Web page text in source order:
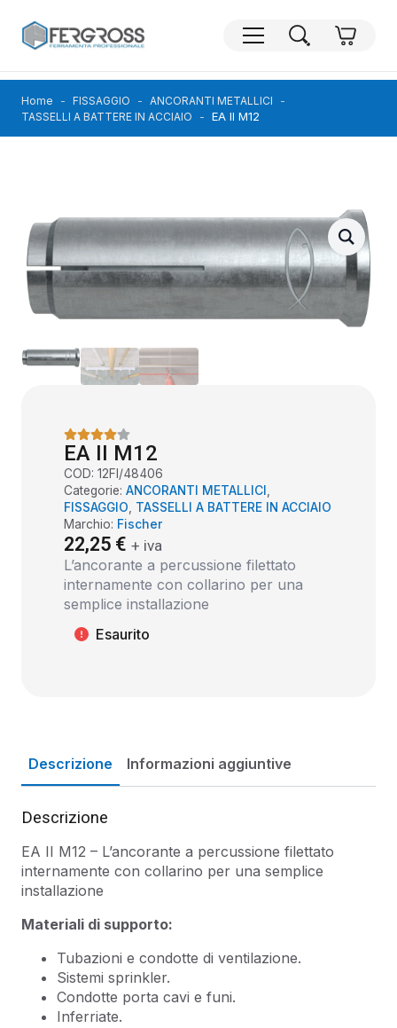
Home FISSAGGIO
ANCORANTI METALLICI
TASSELLI A BATTERE IN ACCIAIO
EA II M12
EA II M12
COD: 12FI/48406
Categorie: ANCORANTI METALLICI ,
FISSAGGIO, TASSELLI A BATTERE IN ACCIAIO
Marchio: Fischer
22,25 € + iva
L’ancorante a percussione filettato
internamente con collarino per una
semplice installazione
Esaurito
Descrizione Informazioni aggiuntive
Descrizione
EA II M12 – L’ancorante a percussione filettato
internamente con collarino per una semplice
installazione
Materiali di supporto:
Tubazioni e condotte di ventilazione.
Sistemi sprinkler.
Condotte porta cavi e funi.
Inferriate.